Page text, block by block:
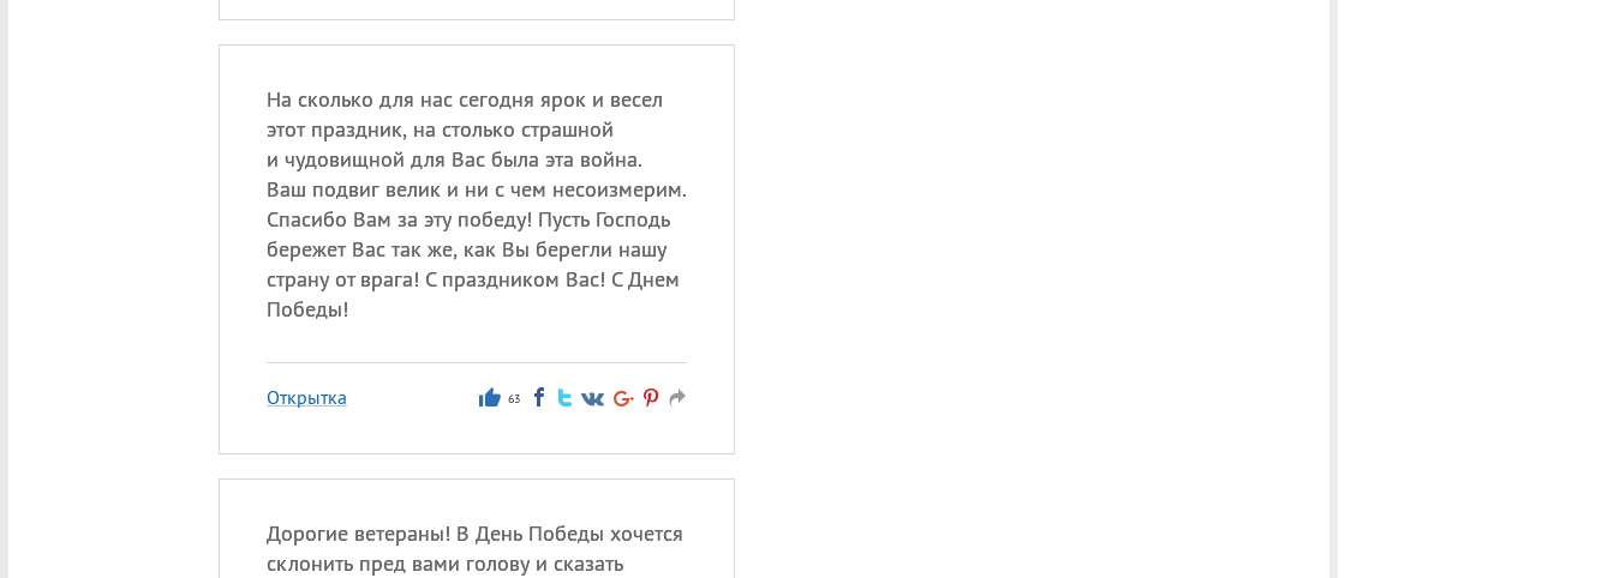
На сколько для нас сегодня ярок и весел
этот праздник, на столько страшной
и чудовищной для Вас была эта война.
Ваш подвиг велик и ни с чем несоизмерим.
Спасибо Вам за эту победу! Пусть Господь
бережет Вас так же, как Вы берегли нашу
страну от врага! С праздником Вас! С Днем
Победы!
Открытка 63
Дорогие ветераны! В День Победы хочется
склонить пред вами голову и сказать